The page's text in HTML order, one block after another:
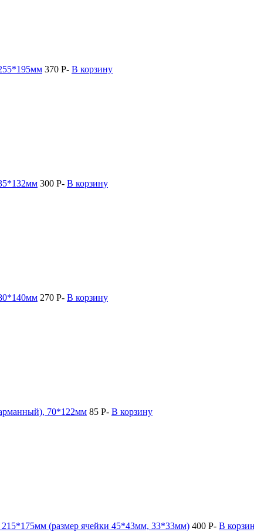
370 Р- В корзину
300 Р- В корзину
270 Р- В корзину
70*122мм 85 Р- В корзину
(размер ячейки 45*43мм, 33*33мм) 400 Р- В